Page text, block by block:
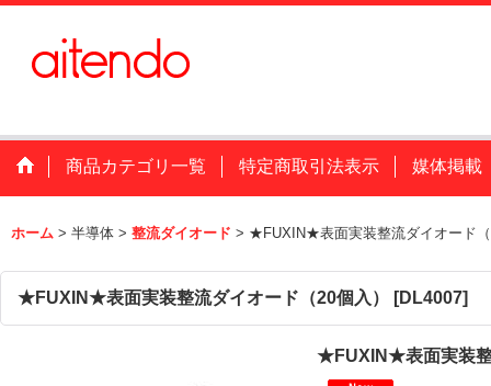
商品カテゴリ一覧 特定商取引法表示 媒体掲載
ホーム > 半導体 > 整流ダイオード > ★FUXIN★表面実装整流ダイオード
★FUXIN★表面実装整流ダイオード（20個入） [DL4007]
★FUXIN★表面実装整